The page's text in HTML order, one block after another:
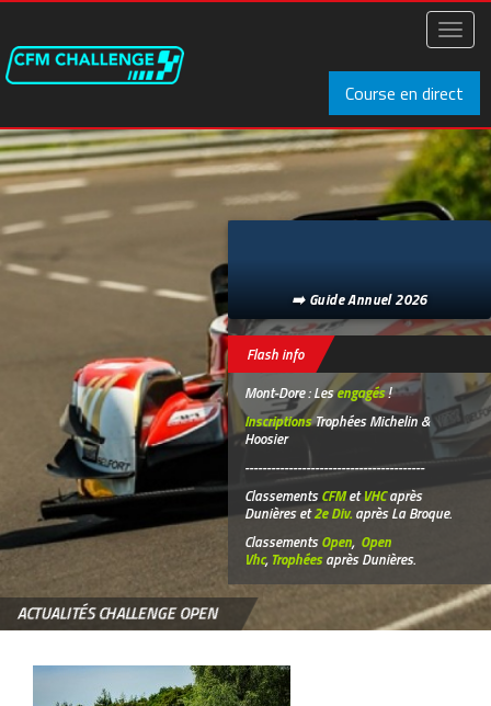
Aller
principal
Course en direct
➡️ Guide Annuel 2026
Flash info
Mont-Dore : Lesengagés!
InscriptionsTrophées Michelin &
Hoosier
-----------------------------------------
ClassementsCFMetVHCaprès
Dunières et2e Div. après La Broque.
ClassementsOpen, Open
Vhc, Trophéesaprès Dunières.
ACTUALITÉS CHALLENGE OPEN